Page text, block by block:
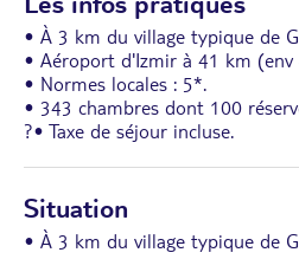
• À 3 km du village typique de
• Aéroport d'Izmir à 41 km
• Normes locales : 5*.
• 343 chambres dont 100
?• Taxe de séjour incluse.
Situation
• À 3 km du village typique de